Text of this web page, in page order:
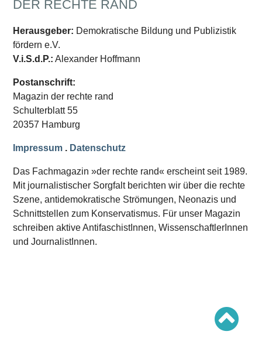
Abonnement
Datenschutz
SCHWERPUNKTE
Schwerpunkte Übersicht
Schwerpunkt AFD-Verbot
Schwerpunkt zur USA und Faschist Trump
Schwerpunkt »Identitäre Bewegung«
Schwerpunkt »Reichsbürger«
Ausgaben Übersicht
Ausgabe 221
Ausgabe 220
Ausgabe 219
Ausgabe 217
Ausgabe 216
DER RECHTE RAND
Herausgeber: Demokratische Bildung und Publizistik
fördern e.V.
V.i.S.d.P.: Alexander Hoffmann
Postanschrift:
Magazin der rechte rand
Schulterblatt 55
20357 Hamburg
Impressum . Datenschutz
Das Fachmagazin »der rechte rand« erscheint seit 1989.
Mit journalistischer Sorgfalt berichten wir über die rechte
Szene, antidemokratische Strömungen, Neonazis und
Schnittstellen zum Konservatismus. Für unser Magazin
schreiben aktive AntifaschistInnen, WissenschaftlerInnen
und JournalistInnen.